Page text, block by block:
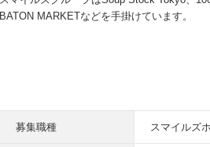
BATON MARKETなどを手掛けています。
募集職種 スマイルズ